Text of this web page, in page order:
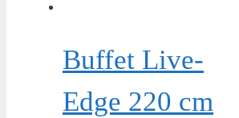
Buffet Live-
Edge 220 cm